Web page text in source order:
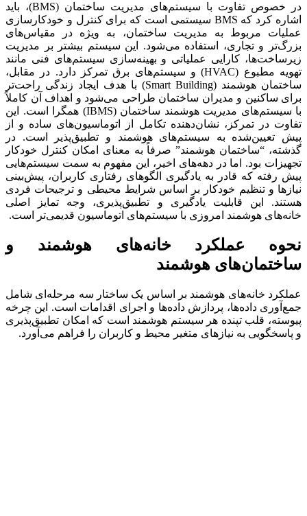
در خصوص تفاوت با سیستم‌های مدیریت ساختمان (BMS)، باید
اشاره کرد که BMS سیستمی است که برای کنترل و خودکارسازی
عملیات مربوط به مدیریت ساختمان، به ویژه در مقیاس‌های
بزرگ‌تر و تجاری، استفاده می‌شود. این سیستم بیشتر بر مدیریت
زیرساخت‌ها، کارایی عملیاتی و بهینه‌سازی سیستم‌های فنی مانند
تهویه مطبوع (HVAC) و سیستم‌های برق تمرکز دارد. در مقابل،
ساختمان هوشمند (Smart Building) با هدف ایجاد زندگی راحت‌تر
برای ساکنین و مدیران ساختمان طراحی می‌شود و اهداف آن کاملاً
با سیستم‌های مدیریت هوشمند ساختمان (IBMS) همگرا است. این
تفاوت در تمرکز، نشان‌دهنده تکامل از اتوماسیون‌های ساده و از
پیش تعیین‌شده به سیستم‌های هوشمند و تطبیق‌پذیر است. در
گذشته، “ساختمان هوشمند” صرفاً به معنای امکان کنترل خودکار
تجهیزات بود. اما در دهه‌های اخیر، این مفهوم به سمت سیستم‌هایی
پیش رفته که قادر به یادگیری الگوهای رفتاری کاربران، پیش‌بینی
نیازها و تنظیم خودکار بر اساس شرایط محیطی و ترجیحات فردی
هستند. این قابلیت یادگیری و تطبیق‌پذیری، وجه تمایز اصلی
خانه‌های هوشمند امروزی با سیستم‌های اتوماسیون قدیمی‌تر است.
نحوه عملکرد خانه‌های هوشمند و
ساختمان‌های هوشمند
عملکرد خانه‌های هوشمند بر اساس یک ساختار سه مرحله‌ای شامل
جمع‌آوری داده‌ها، پردازش داده‌ها و اجرای اقدامات است. این چرخه
پیوسته، قلب تپنده هر سیستم هوشمند است که امکان تطبیق‌پذیری
و پاسخگویی به نیازهای متغیر محیط و کاربران را فراهم می‌آورد.